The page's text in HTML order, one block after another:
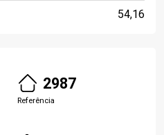
54,16
2987
Referência